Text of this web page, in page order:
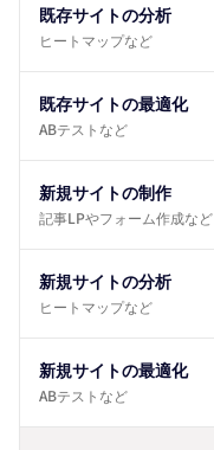
既存サイトの分析
ヒートマップなど
既存サイトの最適化
ABテストなど
新規サイトの制作
記事LPやフォーム作成など
新規サイトの分析
ヒートマップなど
新規サイトの最適化
ABテストなど